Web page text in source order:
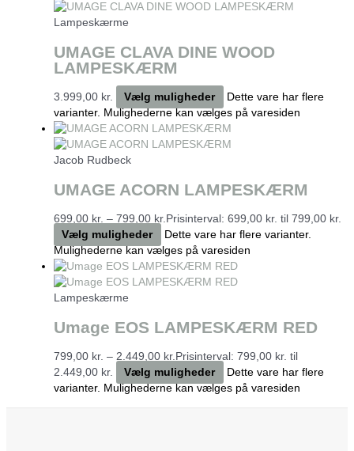
Lampeskærme
UMAGE CLAVA DINE WOOD
LAMPESKÆRM
3.999,00 kr. Vælg muligheder
Dette vare har flere
varianter. Mulighederne kan vælges på varesiden
Jacob Rudbeck
UMAGE ACORN LAMPESKÆRM
699,00 kr. – 799,00 kr. Prisinterval: 699,00 kr. til 799,00 kr.
Vælg muligheder
Dette vare har flere varianter.
Mulighederne kan vælges på varesiden
Lampeskærme
Umage EOS LAMPESKÆRM RED
799,00 kr. – 2.449,00 kr. Prisinterval: 799,00 kr. til
2.449,00 kr.
Vælg muligheder
Dette vare har flere
varianter. Mulighederne kan vælges på varesiden